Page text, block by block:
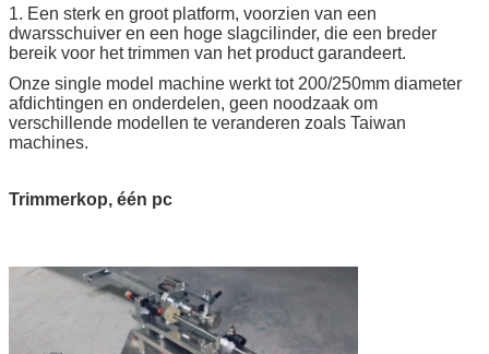
1. Een sterk en groot platform, voorzien van een
dwarsschuiver en een hoge slagcilinder, die een breder
bereik voor het trimmen van het product garandeert.
Onze single model machine werkt tot 200/250mm diameter
afdichtingen en onderdelen, geen noodzaak om
verschillende modellen te veranderen zoals Taiwan
machines.
Trimmerkop, één pc